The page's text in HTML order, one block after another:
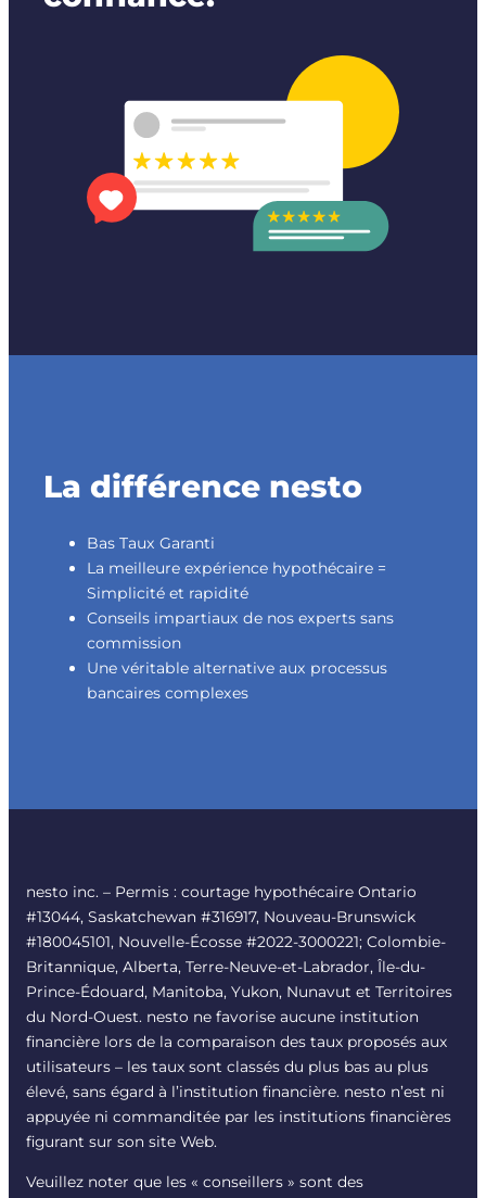
La différence nesto
Bas Taux Garanti
La meilleure expérience hypothécaire =
Simplicité et rapidité
Conseils impartiaux de nos experts sans
commission
Une véritable alternative aux processus
bancaires complexes
nesto inc. – Permis : courtage hypothécaire Ontario
#13044, Saskatchewan #316917, Nouveau-Brunswick
#180045101, Nouvelle-Écosse #2022-3000221; Colombie-
Britannique, Alberta, Terre-Neuve-et-Labrador, Île-du-
Prince-Édouard, Manitoba, Yukon, Nunavut et Territoires
du Nord-Ouest. nesto ne favorise aucune institution
financière lors de la comparaison des taux proposés aux
utilisateurs – les taux sont classés du plus bas au plus
élevé, sans égard à l’institution financière. nesto n’est ni
appuyée ni commanditée par les institutions financières
figurant sur son site Web.
Veuillez noter que les « conseillers » sont des